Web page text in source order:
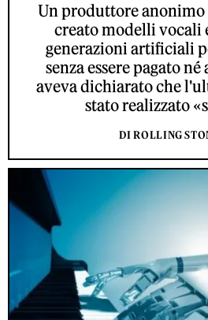
Un produttore anonimo
creato modelli vocali
generazioni artificiali
senza essere pagato
aveva dichiarato che
stato realizzato
DI ROLLING